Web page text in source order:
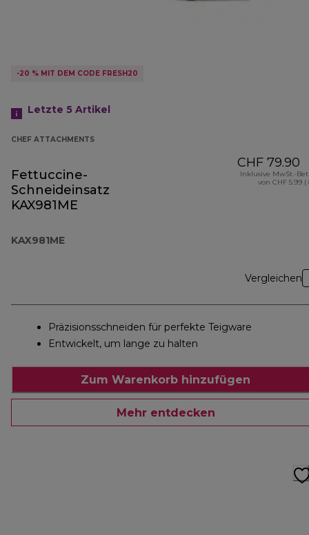
-20 % MIT DEM CODE FRESH20
Letzte 5 Artikel
CHEF ATTACHMENTS
Fettuccine-
Schneideinsatz
KAX981ME
KAX981ME
CHF 79.90
Inklusive MwSt.-
von CHF 5.99 (
Vergleichen
Präzisionsschneiden für perfekte Teigware
Entwickelt, um lange zu halten
Zum Warenkorb hinzufügen
Mehr entdecken